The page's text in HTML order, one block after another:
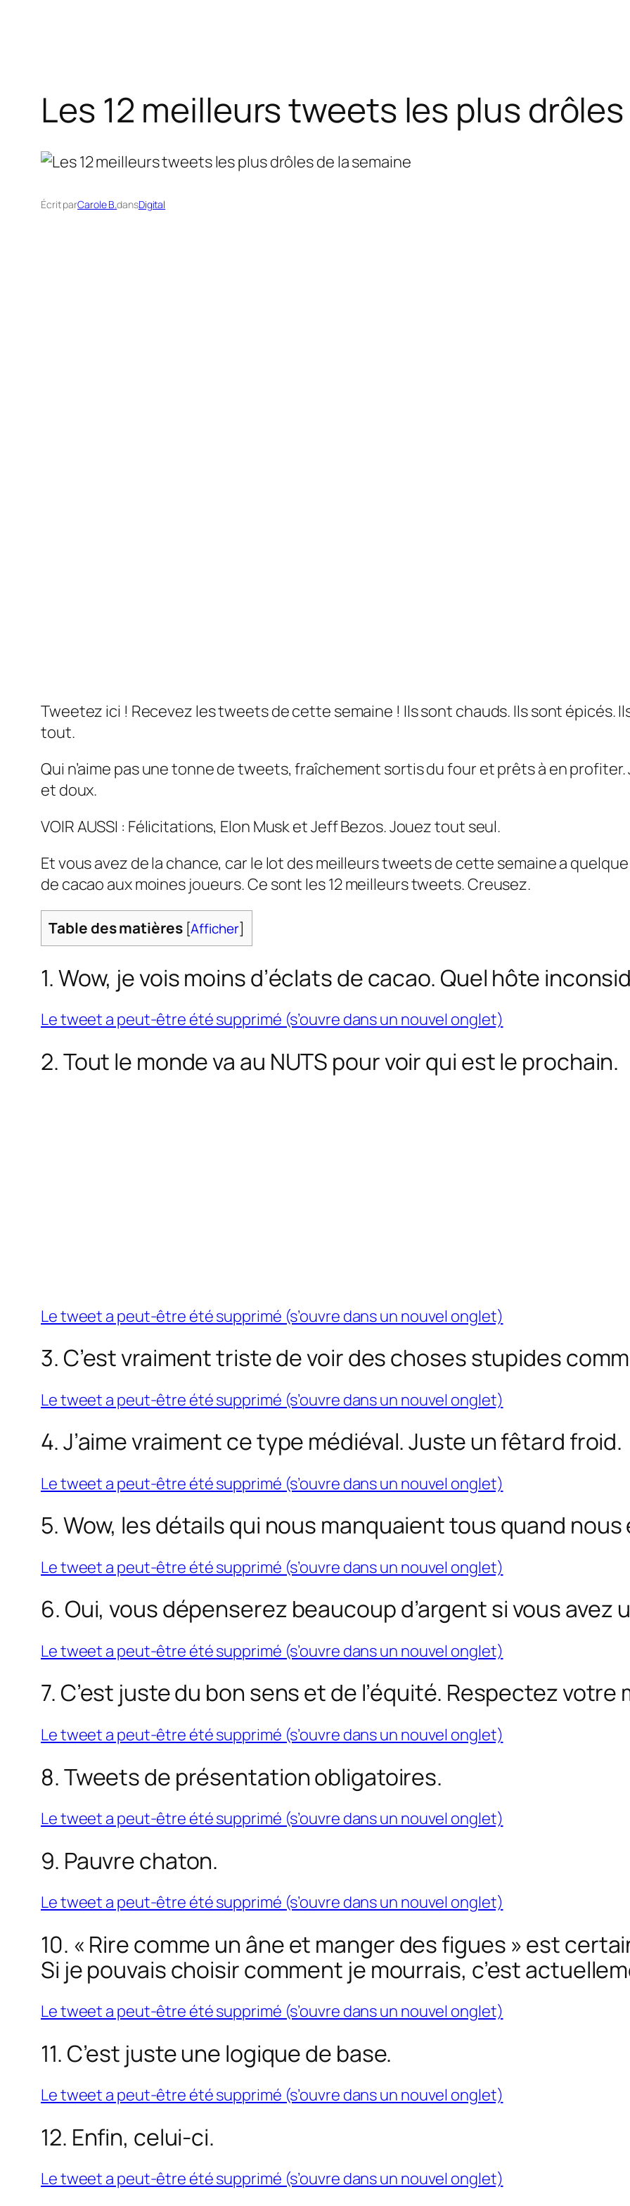
Les 12 meilleurs tweets les plus
Écrit parCarole B.dansDigital
Tweetez ici ! Recevez les tweets de cette semaine ! Ils sont chauds. Ils sont épicés.
tout.
Qui n’aime pas une tonne de tweets, fraîchement sortis du four et prêts à en
et doux.
VOIR AUSSI : Félicitations, Elon Musk et Jeff Bezos. Jouez tout seul.
Et vous avez de la chance, car le lot des meilleurs tweets de cette semaine a
de cacao aux moines joueurs. Ce sont les 12 meilleurs tweets. Creusez.
Table des matières [Afficher]
1. Wow, je vois moins d’éclats de cacao. Quel hôte
Le tweet a peut-être été supprimé (s’ouvre dans un nouvel onglet)
2. Tout le monde va au NUTS pour voir qui est le prochain.
Le tweet a peut-être été supprimé (s’ouvre dans un nouvel onglet)
3. C’est vraiment triste de voir des choses stupides
Le tweet a peut-être été supprimé (s’ouvre dans un nouvel onglet)
4. J’aime vraiment ce type médiéval. Juste un fêtard froid.
Le tweet a peut-être été supprimé (s’ouvre dans un nouvel onglet)
5. Wow, les détails qui nous manquaient tous quand
Le tweet a peut-être été supprimé (s’ouvre dans un nouvel onglet)
6. Oui, vous dépenserez beaucoup d’argent si vous avez
Le tweet a peut-être été supprimé (s’ouvre dans un nouvel onglet)
7. C’est juste du bon sens et de l’équité. Respectez
Le tweet a peut-être été supprimé (s’ouvre dans un nouvel onglet)
8. Tweets de présentation obligatoires.
Le tweet a peut-être été supprimé (s’ouvre dans un nouvel onglet)
9. Pauvre chaton.
Le tweet a peut-être été supprimé (s’ouvre dans un nouvel onglet)
10. « Rire comme un âne et manger des figues » est
Si je pouvais choisir comment je mourrais, c’est
Le tweet a peut-être été supprimé (s’ouvre dans un nouvel onglet)
11. C’est juste une logique de base.
Le tweet a peut-être été supprimé (s’ouvre dans un nouvel onglet)
12. Enfin, celui-ci.
Le tweet a peut-être été supprimé (s’ouvre dans un nouvel onglet)